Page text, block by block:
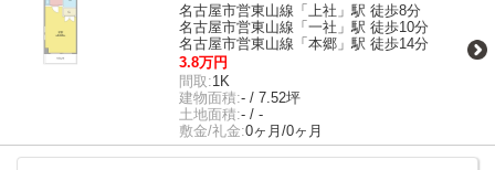
名古屋市営東山線「上社」駅 徒歩8分
名古屋市営東山線「一社」駅 徒歩10分
名古屋市営東山線「本郷」駅 徒歩14分
3.8万円
間取:1K
建物面積:- / 7.52坪
土地面積:- / -
敷金/礼金:0ヶ月/0ヶ月